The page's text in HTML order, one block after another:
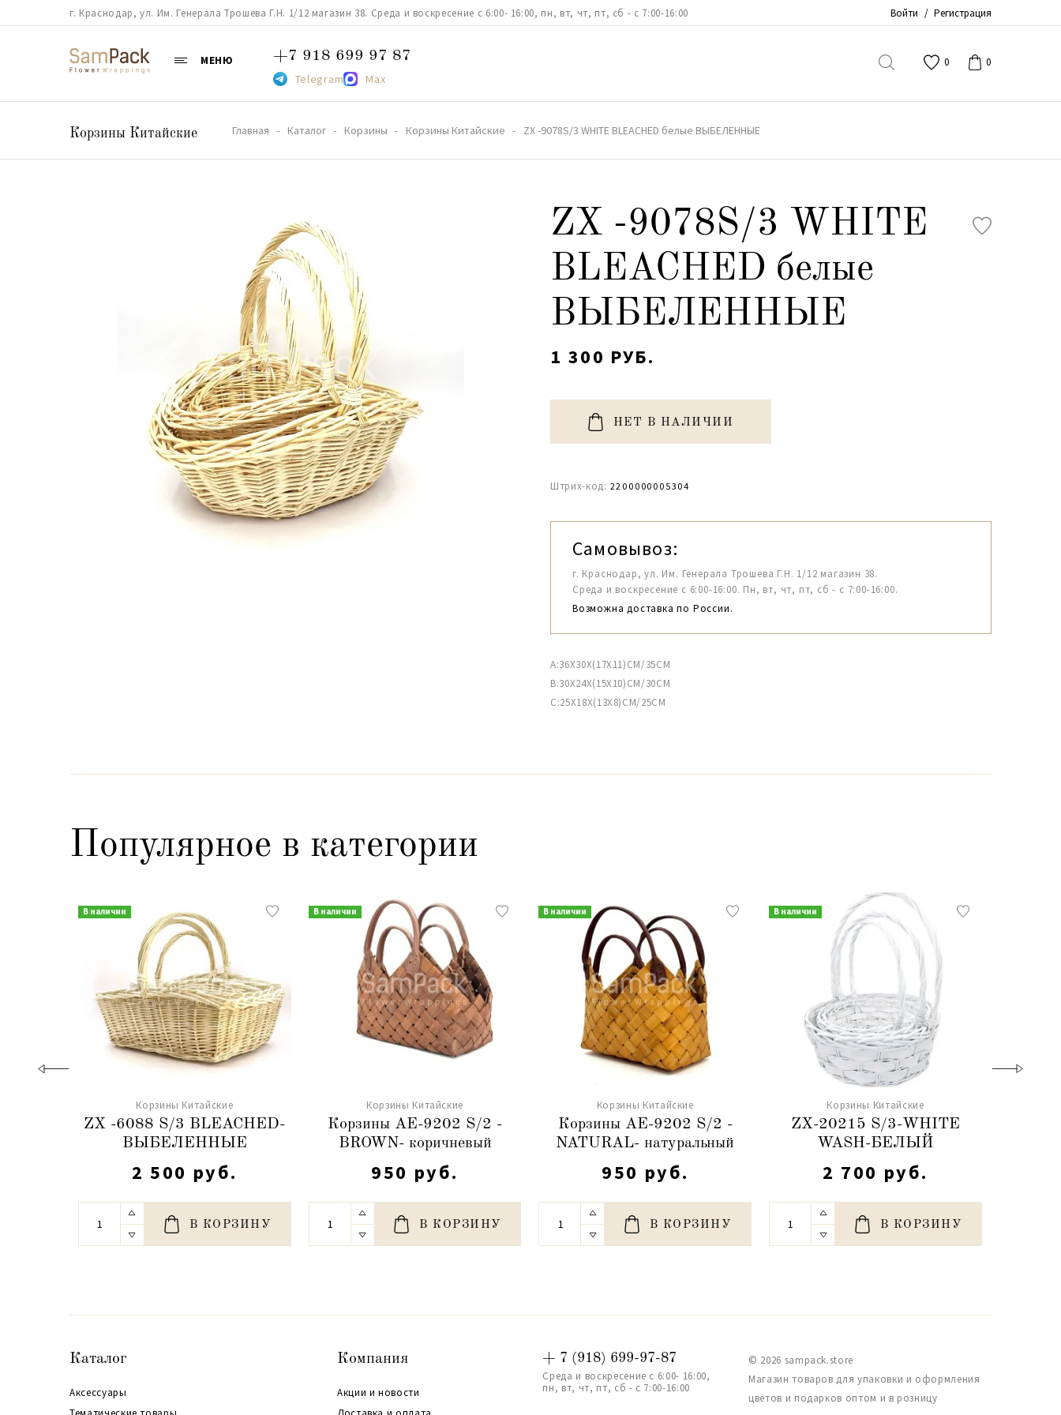
г. Краснодар, ул. Им. Генерала Трошева Г.Н. 1/12 магазин 38. Среда и воскресение с 6:00- 16:00, пн, вт, чт, пт, сб - с 7:00-16:00 Войти / Регистрация
МЕНЮ +7 918 699 97 87
Telegram Max
0 0
Корзины Китайские Главная Каталог Корзины Корзины Китайские ZX -9078S/3 WHITE BLEACHED белые ВЫБЕЛЕННЫЕ
ZX -9078S/3 WHITE
BLEACHED белые
ВЫБЕЛЕННЫЕ
1 300 РУБ.
НЕТ В НАЛИЧИИ
Штрих-код: 2200000005304
Самовывоз:
г. Краснодар, ул. Им. Генерала Трошева Г.Н. 1/12 магазин 38.
Среда и воскресение с 6:00-16:00. Пн, вт, чт, пт, сб - с 7:00-16:00.
Возможна доставка по России.
A:36X30X(17X11)CM/35CM
B:30X24X(15X10)CM/30CM
C:25X18X(13X8)CM/25CM
Популярное в категории
В наличии
Корзины Китайские
ZX -6088 S/3 BLEACHED-
ВЫБЕЛЕННЫЕ
2 500 руб.
В КОРЗИНУ
В наличии
Корзины Китайские
Корзины АЕ-9202 S/2 -
BROWN- коричневый
950 руб.
В КОРЗИНУ
В наличии
Корзины Китайские
Корзины АЕ-9202 S/2 -
NATURAL- натуральный
950 руб.
В КОРЗИНУ
В наличии
Корзины Китайские
ZX-20215 S/3-WHITE
WASH-БЕЛЫЙ
2 700 руб.
В КОРЗИНУ
Каталог
Аксессуары
Компания
Акции и новости
+ 7 (918) 699-97-87
Среда и воскресение с 6:00- 16:00,
пн, вт, чт, пт, сб - с 7:00-16:00
© 2026 sampack.store
Магазин товаров для упаковки и оформления
цветов и подарков оптом и в розницу